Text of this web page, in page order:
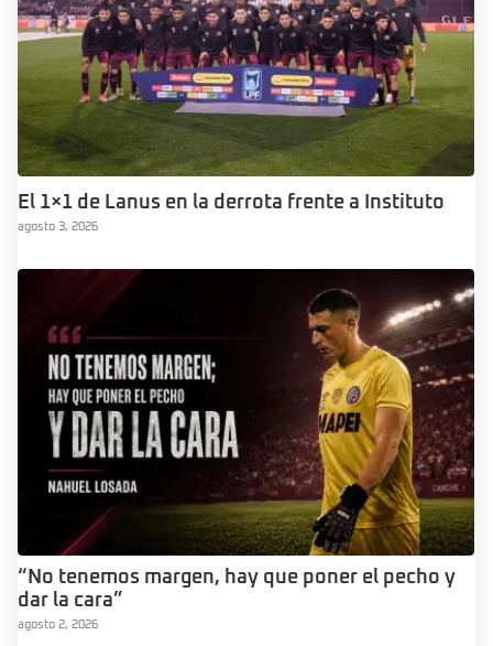
El 1×1 de Lanus en la derrota frente a Instituto
agosto 3, 2026
“No tenemos margen, hay que poner el pecho y
dar la cara”
agosto 2, 2026